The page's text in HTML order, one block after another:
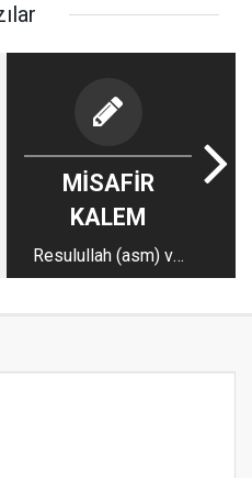
MİSAFİR
KALEM
Resulullah (asm) ve
Mukabele Geleneği